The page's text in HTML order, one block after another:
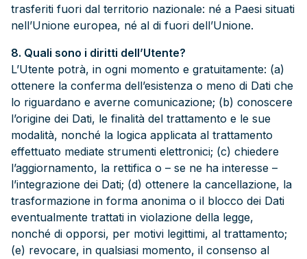
trasferiti fuori dal territorio nazionale: né a Paesi situati
nell’Unione europea, né al di fuori dell’Unione.
8. Quali sono i diritti dell’Utente?
L’Utente potrà, in ogni momento e gratuitamente: (a)
ottenere la conferma dell’esistenza o meno di Dati che
lo riguardano e averne comunicazione; (b) conoscere
l’origine dei Dati, le finalità del trattamento e le sue
modalità, nonché la logica applicata al trattamento
effettuato mediate strumenti elettronici; (c) chiedere
l’aggiornamento, la rettifica o – se ne ha interesse –
l’integrazione dei Dati; (d) ottenere la cancellazione, la
trasformazione in forma anonima o il blocco dei Dati
eventualmente trattati in violazione della legge,
nonché di opporsi, per motivi legittimi, al trattamento;
(e) revocare, in qualsiasi momento, il consenso al